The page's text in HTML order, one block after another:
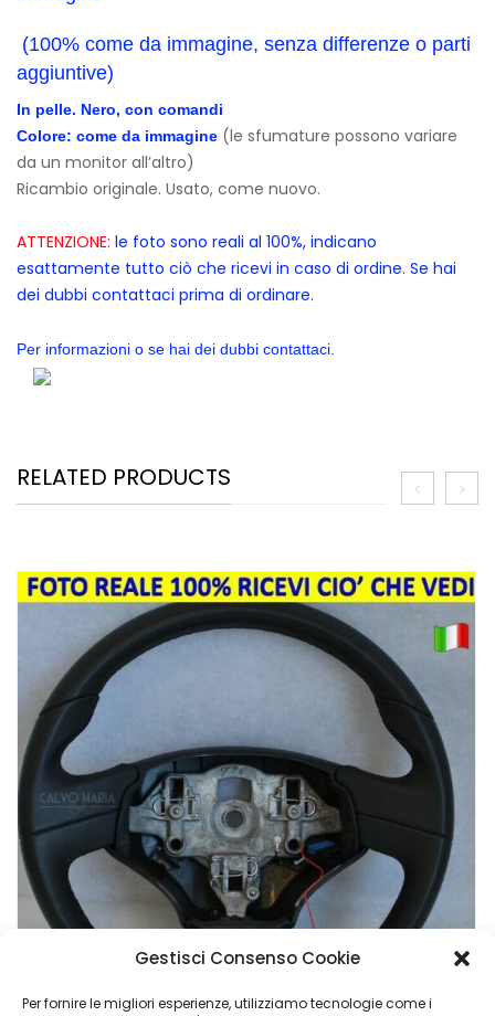
Gestisci Consenso Cookie
Per fornire le migliori esperienze, utilizziamo tecnologie come i
(100% come da immagine, senza differenze o parti
aggiuntive)
In pelle. Nero, con comandi
Colore: come da immagine (le sfumature possono variare
da un monitor all’altro)
Ricambio originale. Usato, come nuovo.
ATTENZIONE: le foto sono reali al 100%, indicano
esattamente tutto ciò che ricevi in caso di ordine. Se hai
dei dubbi contattaci prima di ordinare.
Per informazioni o se hai dei dubbi contattaci.
RELATED PRODUCTS